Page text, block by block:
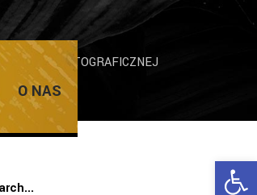
O NAS
FOTOGRAFICZNEJ